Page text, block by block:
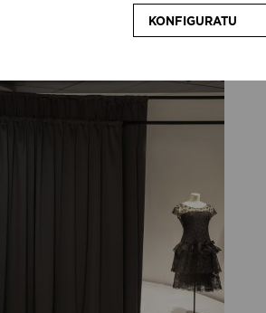
KONFIGURATU